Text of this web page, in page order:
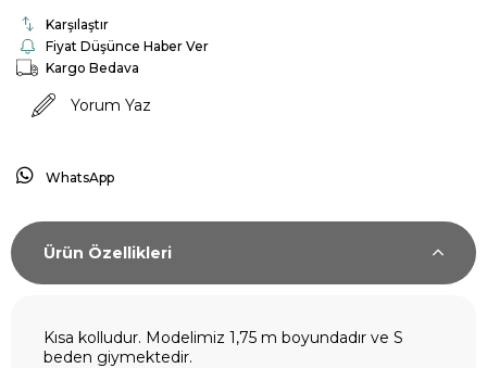
Karşılaştır
Fiyat Düşünce Haber Ver
Kargo Bedava
Yorum Yaz
WhatsApp
Ürün Özellikleri
Kısa kolludur. Modelimiz 1,75 m boyundadır ve S
beden giymektedir.